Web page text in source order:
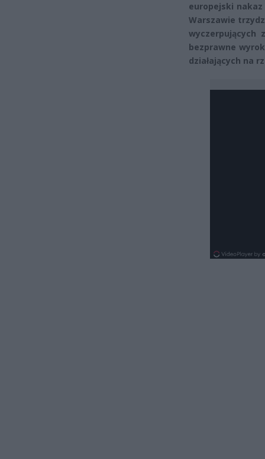
europejski
Warszawie
wyczerpujących
bezprawne
działających na